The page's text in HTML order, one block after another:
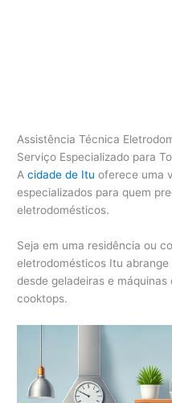
Assistência Técnica
Serviço Especializado para
Acidade de Itu oferece uma
especializados para quem
eletrodomésticos.
Seja em uma residência ou
eletrodomésticos Itu
desde geladeiras e
cooktops.